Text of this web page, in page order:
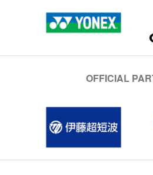
OFFICIAL